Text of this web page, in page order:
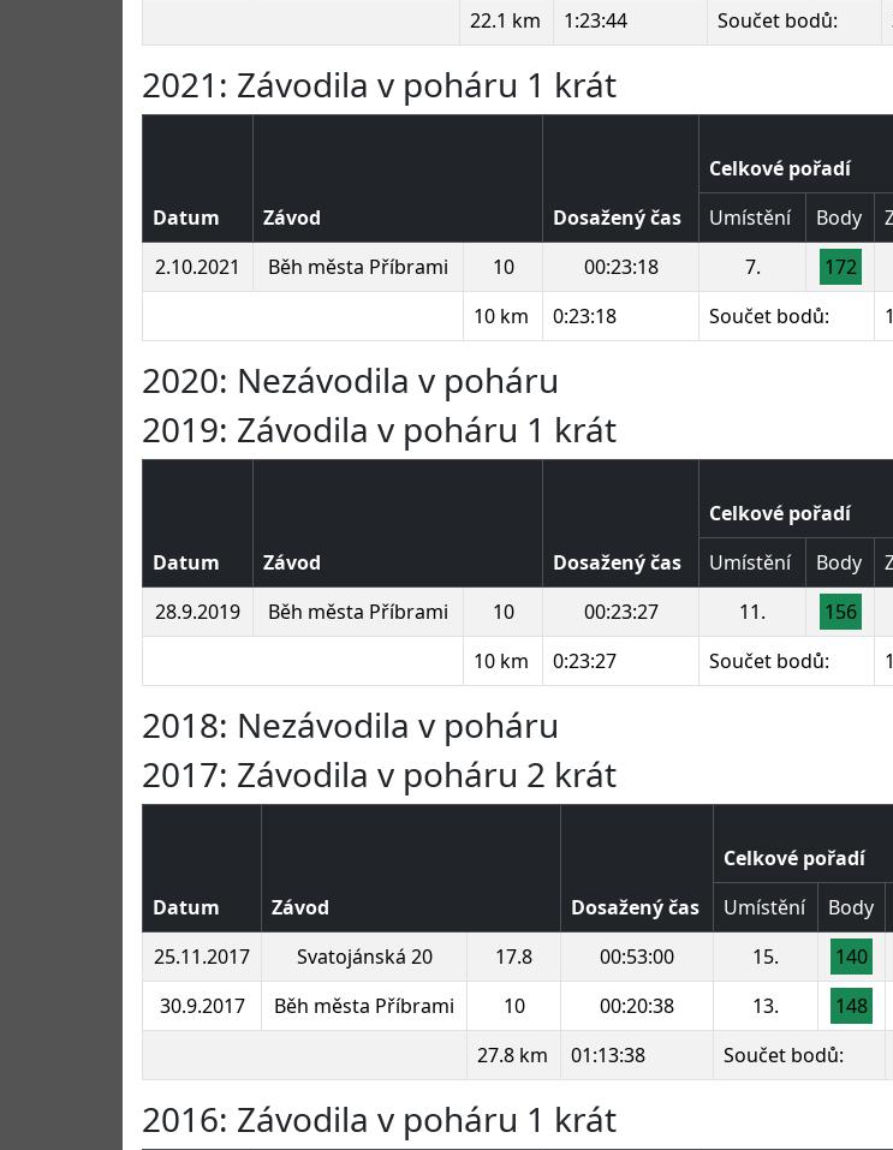
22.1 km
1:23:44 Součet bodů:
2021: Závodila v poháru 1 krát
Datum Závod Dosažený čas
Celkové pořadí
Umístění
Body
2.10.2021
Běh města Příbrami 10 00:23:18 7. 172
10 km
0:23:18 Součet bodů:
2020: Nezávodila v poháru
2019: Závodila v poháru 1 krát
Datum Závod Dosažený čas
Celkové pořadí
Umístění
Body
28.9.2019
Běh města Příbrami 10 00:23:27 11. 156
10 km
0:23:27 Součet bodů:
2018: Nezávodila v poháru
2017: Závodila v poháru 2 krát
Datum Závod Dosažený čas
Celkové pořadí
Umístění
Body
25.11.2017
Svatojánská 20 17.8 00:53:00 15. 140
30.9.2017
Běh města Příbrami 10 00:20:38 13. 148
27.8 km
01:13:38 Součet bodů:
2016: Závodila v poháru 1 krát